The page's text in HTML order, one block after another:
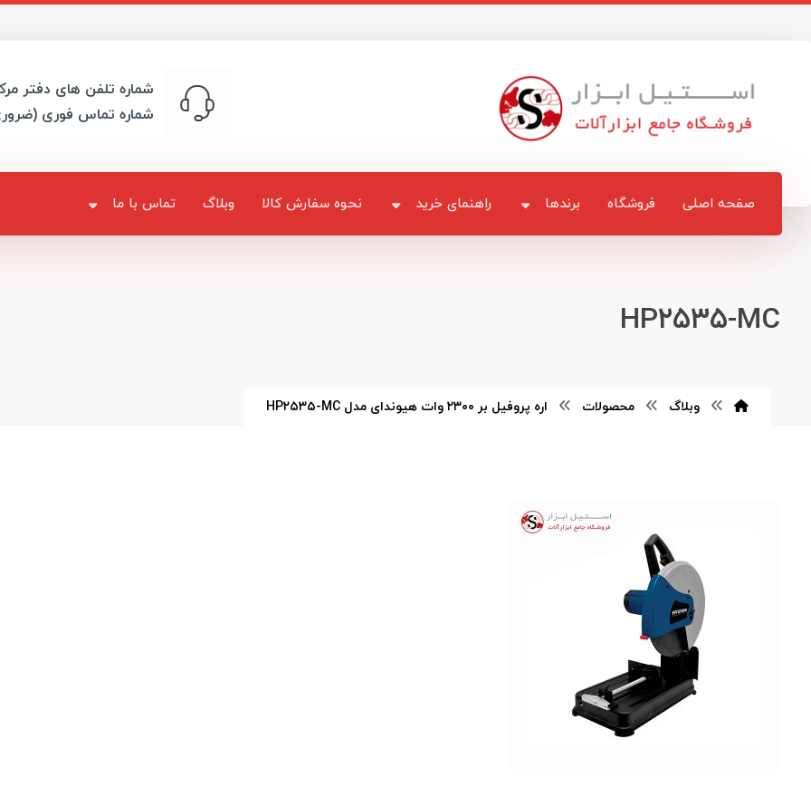
شماره تلفن های دفتر
شماره تماس فوری
صفحه اصلی فروشگاه برندها راهنمای خرید نحوه سفارش کالا وبلاگ تماس با ما
HP۲۵۳۵-MC
وبلاگ محصولات اره پروفیل بر ۲۳۰۰ وات هیوندای مدل HP۲۵۳۵-MC